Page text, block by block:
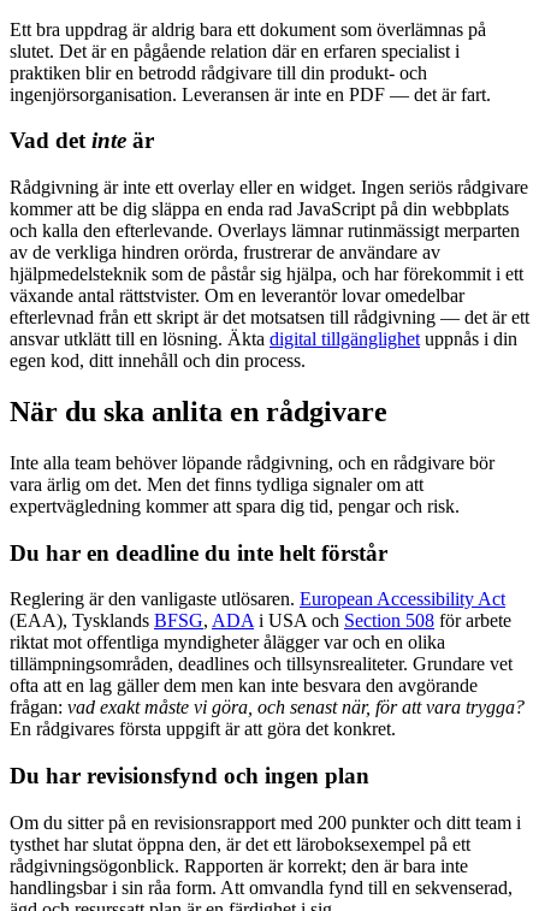
Ett bra uppdrag är aldrig bara ett dokument som överlämnas på
slutet. Det är en pågående relation där en erfaren specialist i
praktiken blir en betrodd rådgivare till din produkt- och
ingenjörsorganisation. Leveransen är inte en PDF — det är fart.
Vad detinte är
Rådgivning är inte ett overlay eller en widget. Ingen seriös rådgivare
kommer att be dig släppa en enda rad JavaScript på din webbplats
och kalla den efterlevande. Overlays lämnar rutinmässigt merparten
av de verkliga hindren orörda, frustrerar de användare av
hjälpmedelsteknik som de påstår sig hjälpa, och har förekommit i ett
växande antal rättstvister. Om en leverantör lovar omedelbar
efterlevnad från ett skript är det motsatsen till rådgivning — det är ett
ansvar utklätt till en lösning. Äkta digital tillgänglighet uppnås i din
egen kod, ditt innehåll och din process.
När du ska anlita en rådgivare
Inte alla team behöver löpande rådgivning, och en rådgivare bör
vara ärlig om det. Men det finns tydliga signaler om att
expertvägledning kommer att spara dig tid, pengar och risk.
Du har en deadline du inte helt förstår
Reglering är den vanligaste utlösaren. European Accessibility Act
(EAA), Tysklands BFSG, ADA i USA och Section 508 för arbete
riktat mot offentliga myndigheter ålägger var och en olika
tillämpningsområden, deadlines och tillsynsrealiteter. Grundare vet
ofta att en lag gäller dem men kan inte besvara den avgörande
frågan: vad exakt måste vi göra, och senast när, för att vara trygga?
En rådgivares första uppgift är att göra det konkret.
Du har revisionsfynd och ingen plan
Om du sitter på en revisionsrapport med 200 punkter och ditt team i
tysthet har slutat öppna den, är det ett läroboksexempel på ett
rådgivningsögonblick. Rapporten är korrekt; den är bara inte
handlingsbar i sin råa form. Att omvandla fynd till en sekvenserad,